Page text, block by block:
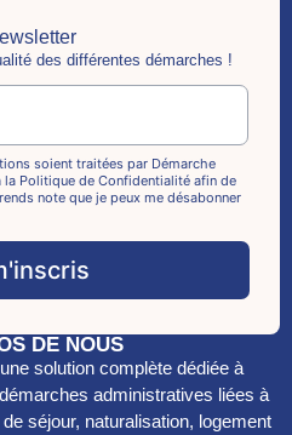
des différentes démarches !
soient traitées par Démarche
la Politique de Confidentialité afin de
note que je peux me désabonner
DE NOUS
solution complète dédiée à
administratives liées à
séjour, naturalisation, logement